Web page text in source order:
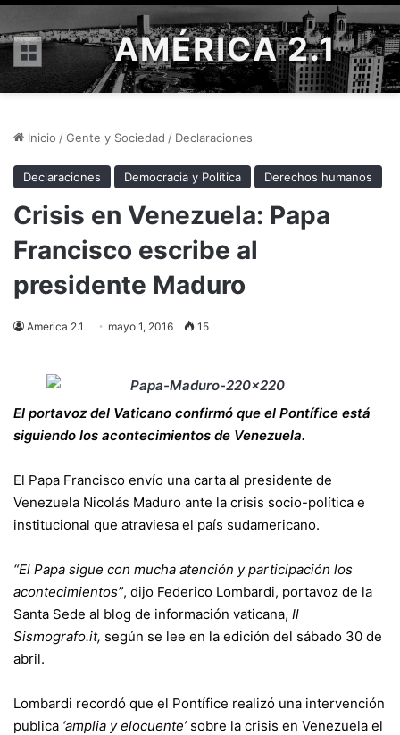
Menú AMÉRICA 2.1
Inicio /Gente y Sociedad / Declaraciones
Declaraciones Democracia y Política Derechos humanos
Crisis en Venezuela: Papa
Francisco escribe al
presidente Maduro
America 2.1 mayo 1, 2016 15
El portavoz del Vaticano confirmó que el Pontífice está
siguiendo los acontecimientos de Venezuela.
El Papa Francisco envío una carta al presidente de
Venezuela Nicolás Maduro ante la crisis socio-política e
institucional que atraviesa el país sudamericano.
“El Papa sigue con mucha atención y participación los
acontecimientos”, dijo Federico Lombardi, portavoz de la
Santa Sede al blog de información vaticana, Il
Sismografo.it, según se lee en la edición del sábado 30 de
abril.
Lombardi recordó que el Pontífice realizó una intervención
publica ‘amplia y elocuente’sobre la crisis en Venezuela el